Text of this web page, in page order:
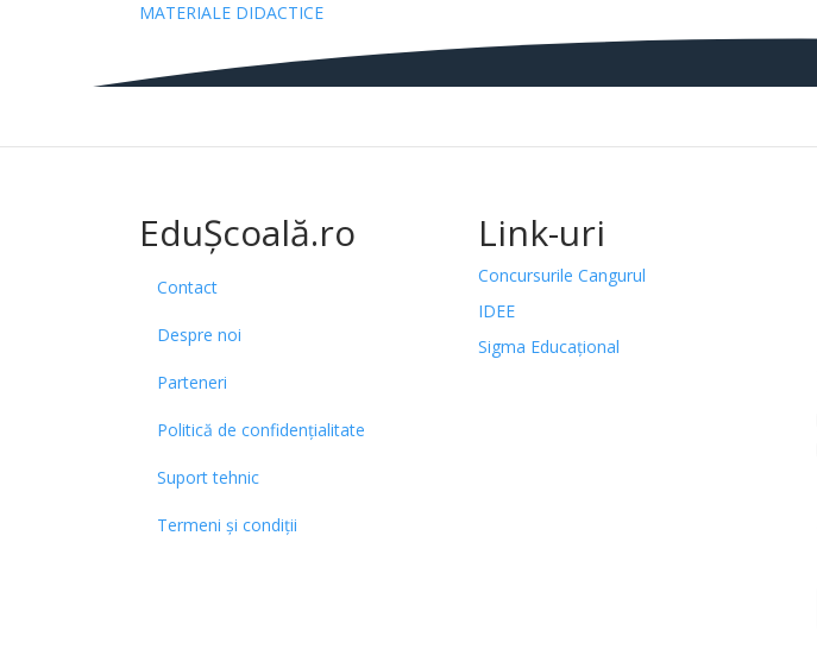
MATERIALE DIDACTICE
EduȘcoală.ro
Contact
Despre noi
Parteneri
Politică de confidențialitate
Suport tehnic
Termeni și condiții
Link-uri
Concursurile Cangurul
IDEE
Sigma Educațional